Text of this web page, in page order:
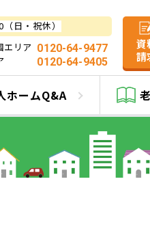
日・祝休）
エリア 0120-64-9477
0120-64-9405
資
請
ホームQ&A
(所有権